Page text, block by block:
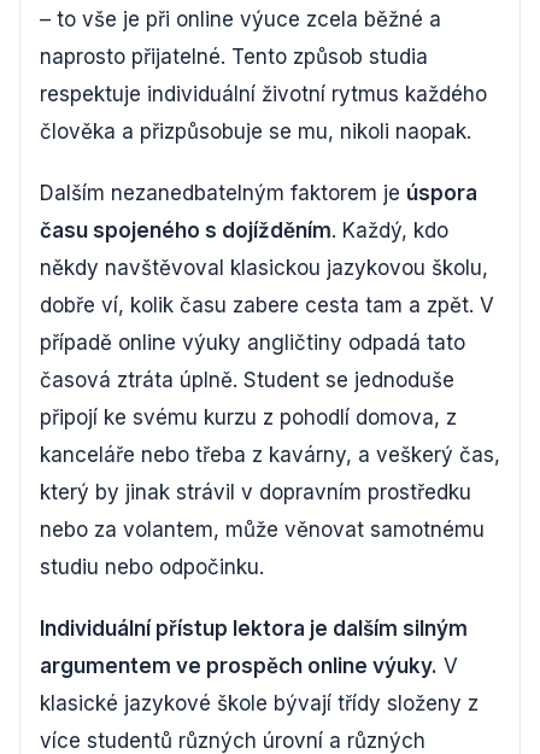
– to vše je při online výuce zcela běžné a
naprosto přijatelné. Tento způsob studia
respektuje individuální životní rytmus každého
člověka a přizpůsobuje se mu, nikoli naopak.
Dalším nezanedbatelným faktorem je úspora
času spojeného s dojížděním. Každý, kdo
někdy navštěvoval klasickou jazykovou školu,
dobře ví, kolik času zabere cesta tam a zpět. V
případě online výuky angličtiny odpadá tato
časová ztráta úplně. Student se jednoduše
připojí ke svému kurzu z pohodlí domova, z
kanceláře nebo třeba z kavárny, a veškerý čas,
který by jinak strávil v dopravním prostředku
nebo za volantem, může věnovat samotnému
studiu nebo odpočinku.
Individuální přístup lektora je dalším silným
argumentem ve prospěch online výuky. V
klasické jazykové škole bývají třídy složeny z
více studentů různých úrovní a různých